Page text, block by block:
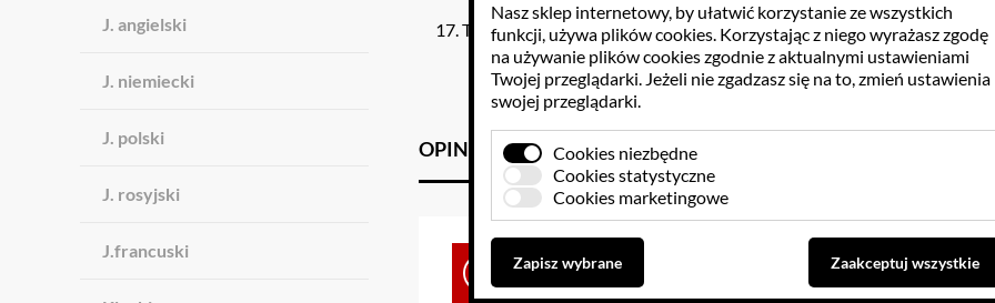
J. angielski
J. niemiecki
J. polski
J. rosyjski
J.francuski
Teatralne środki wyrazu
OPINIE KLIENTÓW GPSR
Brak opinii dla towaru
Nasz sklep internetowy, by ułatwić korzystanie ze wszystkich
funkcji, używa plików cookies. Korzystając z niego wyrażasz zgodę
na używanie plików cookies zgodnie z aktualnymi ustawieniami
Twojej przeglądarki. Jeżeli nie zgadzasz się na to, zmień ustawienia
swojej przeglądarki.
Cookies niezbędne
Cookies statystyczne
Cookies marketingowe
Zapisz wybrane Zaakceptuj wszystkie